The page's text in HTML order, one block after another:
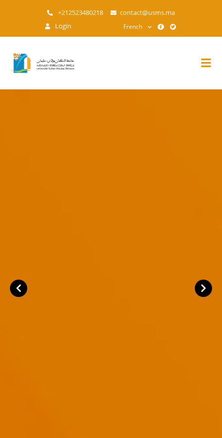
contenu
+212523480218
contact@usms.ma
Login
French